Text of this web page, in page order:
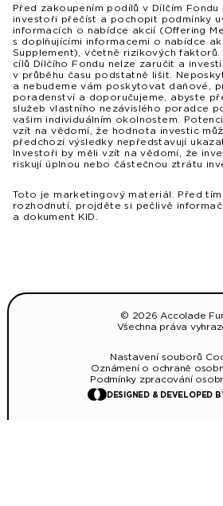
Před zakoupením podílů v Dílčím
investoři přečíst a pochopit podmínky
informacích o nabídce akcií (Offering
s doplňujícími informacemi o nabídce
Supplement), včetně rizikových faktorů.
cílů Dílčího Fondu nelze zaručit a
v průběhu času podstatně lišit.
a nebudeme vám poskytovat daňové,
poradenství a doporučujeme, abyste
služeb vlastního nezávislého poradce
vašim individuálním okolnostem.
vzít na vědomí, že hodnota investic
předchozí výsledky nepředstavují
Investoři by měli vzít na vědomí, že
riskují úplnou nebo částečnou ztrátu
Toto je marketingový materiál. Před
rozhodnutí, projděte si pečlivě
a dokument KID.
© 2026 Accolade
Všechna práva
Nastavení souborů
Oznámení o ochraně
Podmínky zpracování
DESIGNED & DEVELOPED